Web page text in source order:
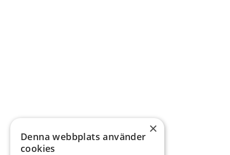
×
Denna webbplats använder
cookies